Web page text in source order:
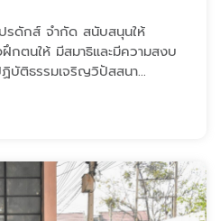
ส์ จำกัด สนับสนุนให้
กตนให้ มีสมาธิและมีความสงบ
บัติธรรมเจริญวิปัสสนา
พระพุทธเจ้า และการฝึกจิต